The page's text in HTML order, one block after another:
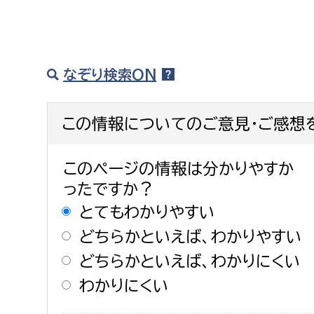
なぞり検索ON
この情報についてのご意見・ご感
このページの情報は分かりやすか
ったですか？
とてもわかりやすい
どちらかといえば、わかりやすい
どちらかといえば、わかりにくい
わかりにくい